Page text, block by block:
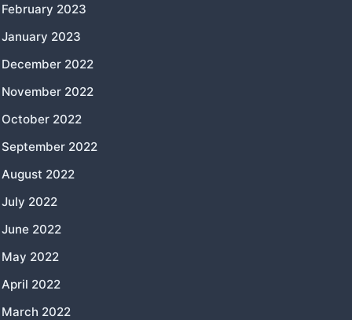
February 2023
January 2023
December 2022
November 2022
October 2022
September 2022
August 2022
July 2022
June 2022
May 2022
April 2022
March 2022